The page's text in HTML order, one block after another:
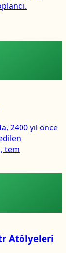
2400 yıl önce
tem
Atölyeleri